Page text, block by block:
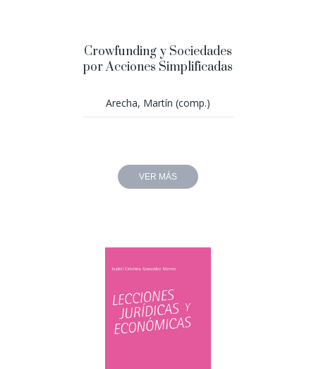
Crowfunding y Sociedades
por Acciones Simplificadas
Arecha, Martín (comp.)
VER MÁS